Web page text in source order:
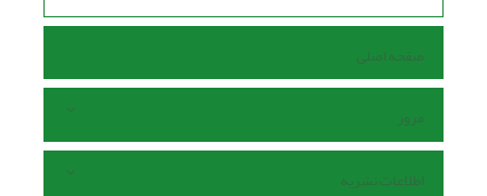
صفحه اصلی
مرور
اطلاعات نشریه